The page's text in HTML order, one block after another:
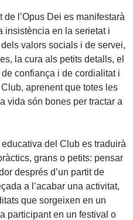
l’Opus Dei es manifestarà
insistència en la serietat i
valors socials i de servei,
la cura als petits detalls, el
confiança i de cordialitat i
aprenent que totes les
vida són bones per tractar a
del Club es traduirà
grans o petits: pensar
després d’un partit de
a l’acabar una activitat,
que sorgeixen en un
participant en un festival o